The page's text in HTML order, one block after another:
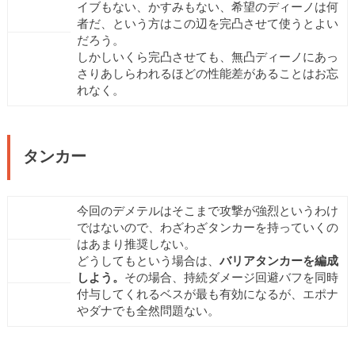
イブもない、かすみもない、希望のディーノは何
者だ、という方はこの辺を完凸させて使うとよい
だろう。
しかしいくら完凸させても、無凸ディーノにあっ
さりあしらわれるほどの性能差があることはお忘
れなく。
タンカー
今回のデメテルはそこまで攻撃が強烈というわけ
ではないので、わざわざタンカーを持っていくの
はあまり推奨しない。
どうしてもという場合は、 バリアタンカーを編成
しよう。 その場合、持続ダメージ回避バフを同時
付与してくれるベスが最も有効になるが、エポナ
やダナでも全然問題ない。